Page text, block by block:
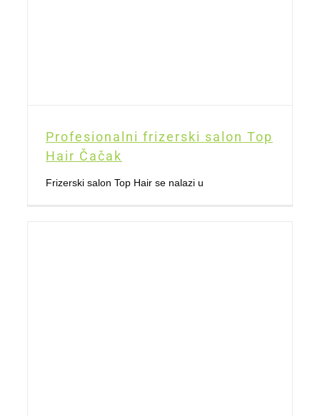
Profesionalni frizerski salon Top
Hair Čačak
Frizerski salon Top Hair se nalazi u